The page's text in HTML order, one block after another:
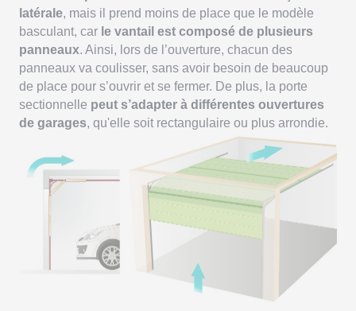
latérale, mais il prend moins de place que le modèle
basculant, car le vantail est composé de plusieurs
panneaux. Ainsi, lors de l’ouverture, chacun des
panneaux va coulisser, sans avoir besoin de beaucoup
de place pour s’ouvrir et se fermer. De plus, la porte
sectionnelle peut s’adapter à différentes ouvertures
de garages, qu'elle soit rectangulaire ou plus arrondie.